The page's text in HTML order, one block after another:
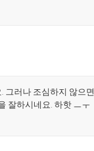
그러나 조심하지 않으면
잘하시네요. 하핫 ㅡㅜ